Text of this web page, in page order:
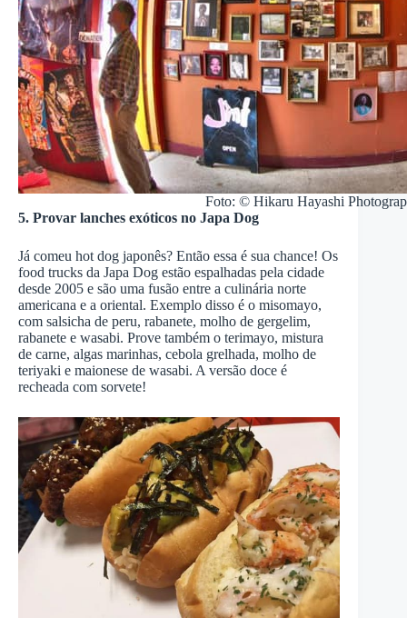
Foto: © Hikaru Hayashi
5. Provar lanches exóticos no Japa Dog
Já comeu hot dog japonês? Então essa é sua chance! Os
food trucks da Japa Dog estão espalhadas pela cidade
desde 2005 e são uma fusão entre a culinária norte
americana e a oriental. Exemplo disso é o misomayo,
com salsicha de peru, rabanete, molho de gergelim,
rabanete e wasabi. Prove também o terimayo, mistura
de carne, algas marinhas, cebola grelhada, molho de
teriyaki e maionese de wasabi. A versão doce é
recheada com sorvete!